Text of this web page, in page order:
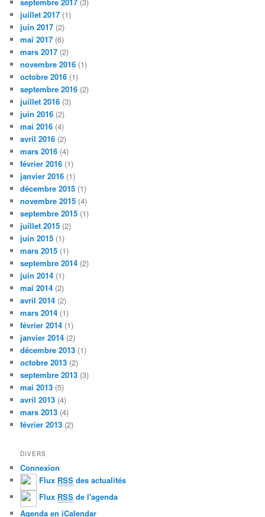
juillet 2017 (1)
juin 2017 (2)
mai 2017 (6)
mars 2017 (2)
novembre 2016 (1)
octobre 2016 (1)
septembre 2016 (2)
juillet 2016 (3)
juin 2016 (2)
mai 2016 (4)
avril 2016 (2)
mars 2016 (4)
février 2016 (1)
janvier 2016 (1)
décembre 2015 (1)
novembre 2015 (4)
septembre 2015 (1)
juillet 2015 (2)
juin 2015 (1)
mars 2015 (1)
septembre 2014 (2)
juin 2014 (1)
mai 2014 (2)
avril 2014 (2)
mars 2014 (1)
février 2014 (1)
janvier 2014 (2)
décembre 2013 (1)
octobre 2013 (2)
septembre 2013 (3)
mai 2013 (5)
avril 2013 (4)
mars 2013 (4)
février 2013 (2)
DIVERS
Connexion
Flux RSS des actualités
Flux RSS de l'agenda
Agenda en iCalendar